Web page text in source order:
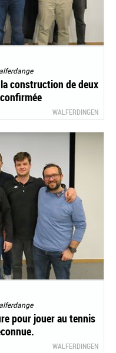
construction de deux
WALFERDINGEN
pour jouer au tennis
WALFERDINGEN